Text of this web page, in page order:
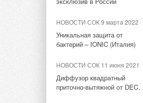
НОВОСТИ СОК 9 марта 2022
Уникальная защита от
бактерий – IONIC (Италия)
НОВОСТИ СОК 11 июня 2021
Диффузор квадратный
приточно-вытяжной от DEC.
испарителем
НОВОСТИ СОК 4 августа 2026
Корпорация «Термекс»
представила передовой опыт
проекта «Промтуризм.РФ»
НОВОСТИ СОК 4 августа 2026